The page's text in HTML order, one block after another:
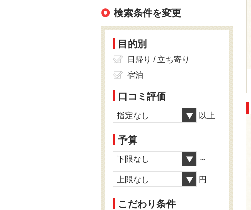
検索条件を変更
目的別
日帰り / 立ち寄り
宿泊
口コミ評価
指定なし 以上
予算
下限なし ～
上限なし 円
こだわり条件